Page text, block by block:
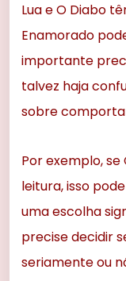
Lua e O Diabo
Enamorado
importante
talvez haja
sobre
Por exemplo,
leitura, isso
uma escolha
precise decidir
seriamente ou